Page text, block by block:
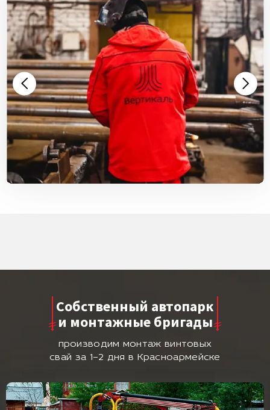
Собственный автопарк
и монтажные бригады
производим монтаж винтовых
свай за 1–2 дня в Красноармейске